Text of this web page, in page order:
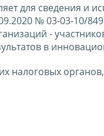
для сведения и
№ 03-03-10/
-
в
налоговых